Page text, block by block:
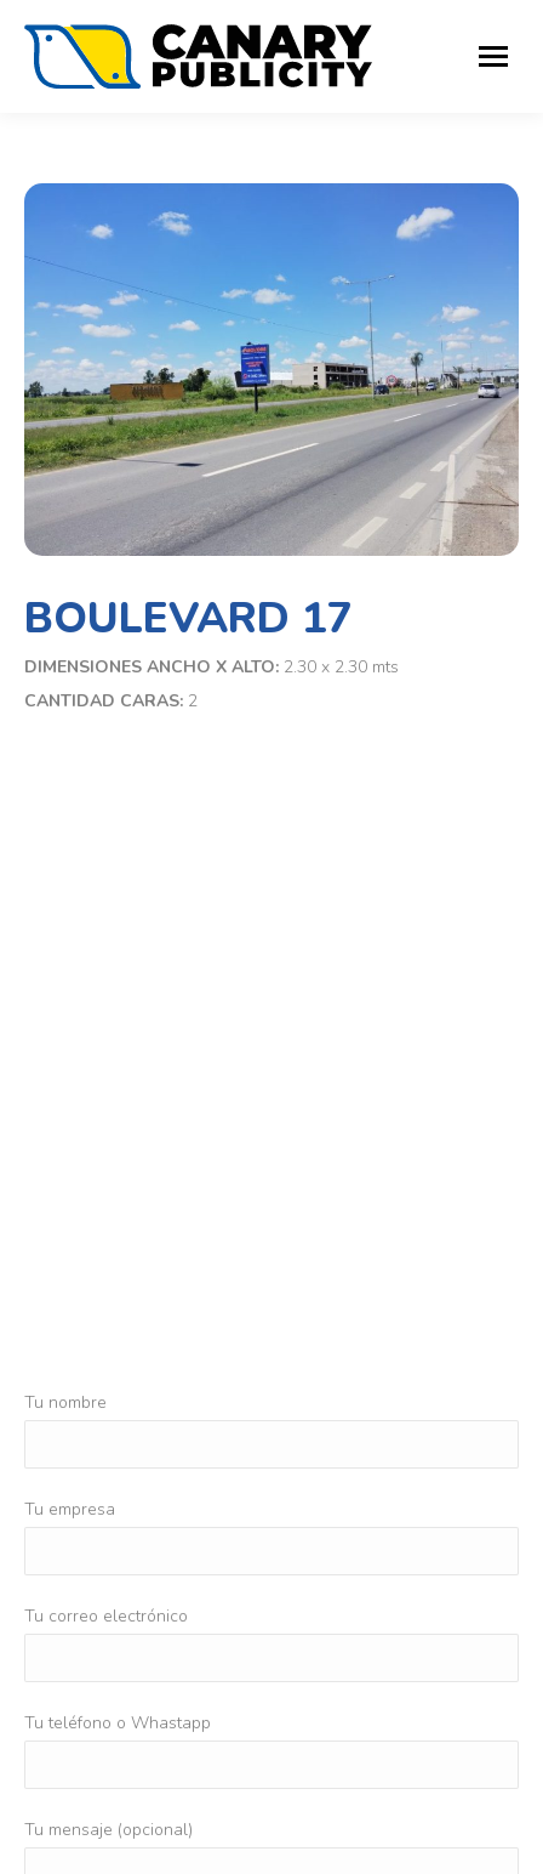
BOULEVARD 17
DIMENSIONES ANCHO X ALTO: 2.30 x 2.30 mts
CANTIDAD CARAS: 2
Tu nombre
Tu empresa
Tu correo electrónico
Tu teléfono o Whastapp
Tu mensaje (opcional)